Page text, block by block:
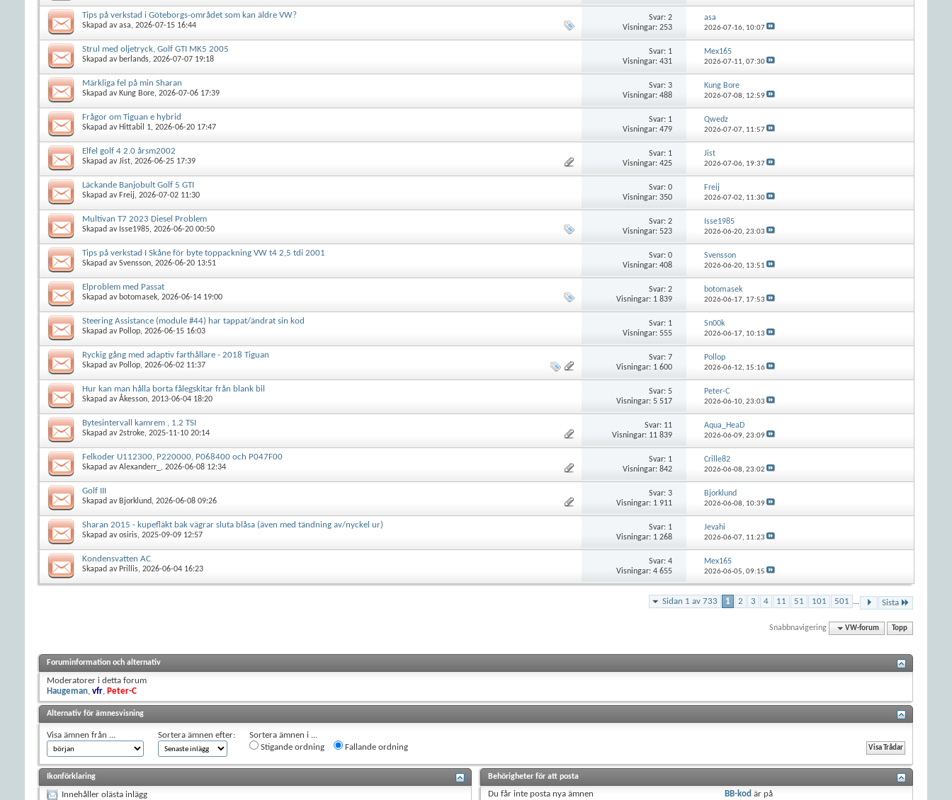
Tips på verkstad i Göteborgs-området som kan äldre VW?
Skapad avasa, 2026-07-15 16:44
Svar:2
Visningar: 253
asa
2026-07-16, 10:07
Strul med oljetryck, Golf GTI MK5 2005
Skapad av berlands, 2026-07-07 19:18
Svar: 1
Visningar: 431
Mex165
2026-07-11, 07:30
Märkliga fel på min Sharan
Skapad av Kung Bore, 2026-07-06 17:39
Svar:3
Visningar: 488
Kung Bore
2026-07-08, 12:59
Frågor om Tiguan e hybrid
Skapad av Hittabil 1, 2026-06-20 17:47
Svar: 1
Visningar: 479
Qwedz
2026-07-07, 11:57
Elfel golf 4 2.0 årsm2002
Skapad avJist, 2026-06-25 17:39
Svar: 1
Visningar: 425
Jist
2026-07-06, 19:37
Läckande Banjobult Golf 5 GTI
Skapad av Freij, 2026-07-02 11:30
Svar:0
Visningar: 350
Freij
2026-07-02, 11:30
Multivan T7 2023 Diesel Problem
Skapad av Isse1985, 2026-06-20 00:50
Svar:2
Visningar: 523
Isse1985
2026-06-20, 23:03
Tips på verkstad I Skåne för byte toppackning VW t4 2,5 tdi 2001
Skapad avSvensson, 2026-06-20 13:51
Svar:0
Visningar: 408
Svensson
2026-06-20, 13:51
Elproblem med Passat
Skapad av botomasek, 2026-06-14 19:00
Svar:2
Visningar: 1 839
botomasek
2026-06-17, 17:53
Steering Assistance (module #44) har tappat/ändrat sin kod
Skapad av Pollop, 2026-06-15 16:03
Svar: 1
Visningar: 555
Sn00k
2026-06-17, 10:13
Ryckig gång med adaptiv farthållare - 2018 Tiguan
Skapad av Pollop, 2026-06-02 11:37
Svar:7
Visningar: 1 600
Pollop
2026-06-12, 15:16
Hur kan man hålla borta fålegskitar från blank bil
Skapad avÅkesson, 2013-06-04 18:20
Svar:5
Visningar: 5 517
Peter-C
2026-06-10, 23:03
Bytesintervall kamrem , 1.2 TSI
Skapad av2stroke, 2025-11-10 20:14
Svar: 11
Visningar: 11 839
Aqua_HeaD
2026-06-09, 23:09
Felkoder U112300, P220000, P068400 och P047F00
Skapad avAlexanderr_ , 2026-06-08 12:34
Svar: 1
Visningar: 842
Crille82
2026-06-08, 23:02
Golf III
Skapad av Bjorklund, 2026-06-08 09:26
Svar:3
Visningar: 1 911
Bjorklund
2026-06-08, 10:39
Sharan 2015 - kupefläkt bak vägrar sluta blåsa (även med tändning av/nyckel ur)
Skapad avosiris, 2025-09-09 12:57
Svar: 1
Visningar: 1 268
Jevahi
2026-06-07, 11:23
Kondensvatten AC
Skapad av Prillis, 2026-06-04 16:23
Svar:4
Visningar: 4 655
Mex165
2026-06-05, 09:15
Sidan 1 av 733 1 2 3 4 11 51 101 501 ... Sista
Snabbnavigering VW-forum Topp
Foruminformation och alternativ
Moderatorer i detta forum
Haugeman, vfr, Peter-C
Alternativ för ämnesvisning
Visa ämnen från ... Sortera ämnen efter:
Sortera ämnen i ...
Stigande ordning
Fallande ordning
Ikonförklaring
Innehåller olästa inlägg
Behörigheter för att posta
Dufår inte posta nya ämnen BB-kod är på